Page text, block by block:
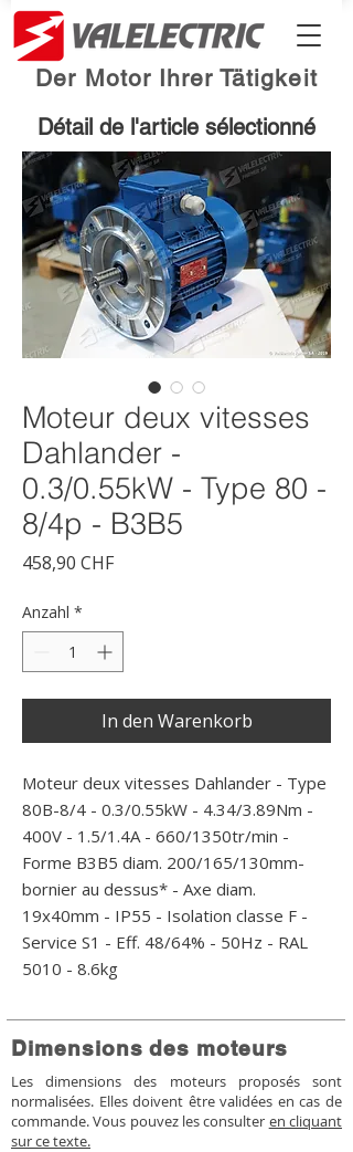
Der Motor Ihrer Tätigkeit
Détail de l'article sélectionné
Moteur deux vitesses
Dahlander -
0.3/0.55kW - Type 80 -
8/4p - B3B5
458,90 CHFPreis
Anzahl *
In den Warenkorb
Moteur deux vitesses Dahlander - Type
80B-8/4 - 0.3/0.55kW - 4.34/3.89Nm -
400V - 1.5/1.4A - 660/1350tr/min -
Forme B3B5 diam. 200/165/130mm-
bornier au dessus* - Axe diam.
19x40mm - IP55 - Isolation classe F -
Service S1 - Eff. 48/64% - 50Hz - RAL
5010 - 8.6kg
Dimensions des moteurs
Les dimensions des moteurs proposés sont
normalisées. Elles doivent être validées en cas de
commande. Vous pouvez les consulter en cliquant
sur ce texte.